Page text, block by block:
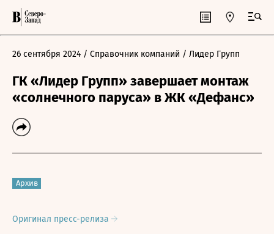
26 сентября 2024 / Справочник компаний / Лидер Групп
ГК «Лидер Групп» завершает монтаж
«солнечного паруса» в ЖК «Дефанс»
Архив
Оригинал пресс-релиза